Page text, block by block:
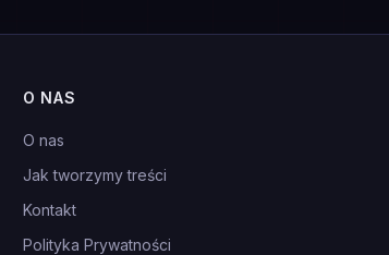
O NAS
O nas
Jak tworzymy treści
Kontakt
Polityka Prywatności